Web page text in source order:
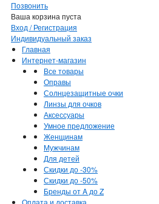
Позвонить
Ваша корзина пуста
Вход / Регистрация
Индивидуальный заказ
Главная
Интернет-магазин
Все товары
Оправы
Солнцезащитные очки
Линзы для очков
Аксессуары
Умное предложение
Женщинам
Мужчинам
Для детей
Скидки до -30%
Скидки до -50%
Бренды от A до Z
Оплата и доставка